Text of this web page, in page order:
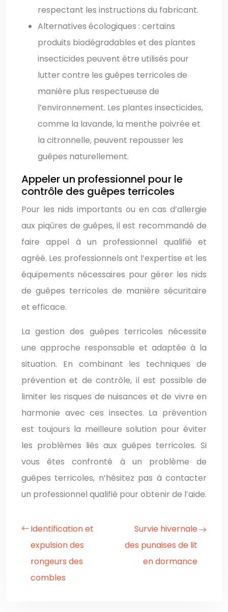
respectant les instructions du fabricant.
Alternatives écologiques : certains
produits biodégradables et des plantes
insecticides peuvent être utilisés pour
lutter contre les guêpes terricoles de
manière plus respectueuse de
l’environnement. Les plantes insecticides,
comme la lavande, la menthe poivrée et
la citronnelle, peuvent repousser les
guêpes naturellement.
Appeler un professionnel pour le
contrôle des guêpes terricoles
Pour les nids importants ou en cas d’allergie
aux piqûres de guêpes, il est recommandé de
faire appel à un professionnel qualifié et
agréé. Les professionnels ont l’expertise et les
équipements nécessaires pour gérer les nids
de guêpes terricoles de manière sécuritaire
et efficace.
La gestion des guêpes terricoles nécessite
une approche responsable et adaptée à la
situation. En combinant les techniques de
prévention et de contrôle, il est possible de
limiter les risques de nuisances et de vivre en
harmonie avec ces insectes. La prévention
est toujours la meilleure solution pour éviter
les problèmes liés aux guêpes terricoles. Si
vous êtes confronté à un problème de
guêpes terricoles, n’hésitez pas à contacter
un professionnel qualifié pour obtenir de l’aide.
Identification et
expulsion des
rongeurs des
combles
Survie hivernale
des punaises de lit
en dormance